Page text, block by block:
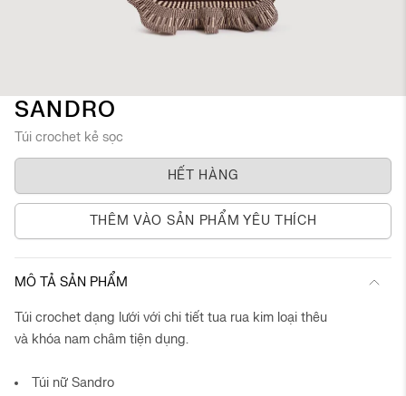
Chuyển
đến
phần
đầu
thư
SANDRO
Túi crochet kẻ sọc
HẾT HÀNG
THÊM VÀO SẢN PHẨM YÊU THÍCH
MÔ TẢ SẢN PHẨM
Túi crochet dạng lưới với chi tiết tua rua kim loại thêu
và khóa nam châm tiện dụng.
Túi nữ Sandro